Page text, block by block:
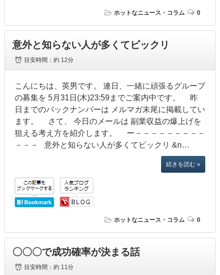
ホットなニュース・コラム 0
意外と知らない人が多くてビックリ
目安時間：約 12分
こんにちは、英男です。 連日、一緒に頑張るグループ
の募集を 5月31日(木)23:59までご案内中です。 昨
日までのバックナンバーは メルマガ末尾に掲載してい
ます。 さて、 今日のメールは 副業収益の爆上げを
狙える考え方を紹介します。 ー－－－－－－－－－
－－－ 意外と知らない人が多くてビックリ &n…
続きを読む »
ホットなニュース・コラム 0
〇〇〇で成功確率が決まる話
目安時間：約 11分